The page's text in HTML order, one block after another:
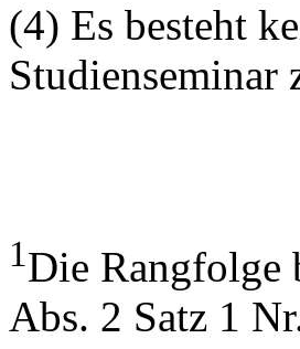
(4) Es besteht
Studienseminar
1Die Rangfolge
Abs. 2 Satz 1